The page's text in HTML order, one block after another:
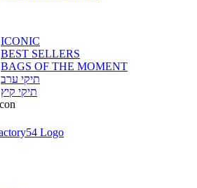
ICONIC
BEST SELLERS
BAGS OF THE MOMENT
תיקי ערב
תיקי קיץ